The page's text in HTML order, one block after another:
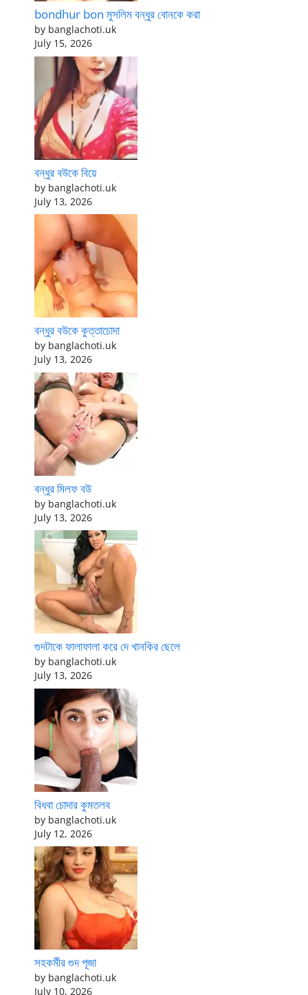
bondhur bon মুসলিম বন্ধুর বোনকে করা
by banglachoti.uk
July 15, 2026
বন্ধুর বউকে বিয়ে
by banglachoti.uk
July 13, 2026
বন্ধুর বউকে কুত্তাচোদা
by banglachoti.uk
July 13, 2026
বন্ধুর মিলফ বউ
by banglachoti.uk
July 13, 2026
গুদটাকে ফালাফালা করে দে খানকির ছেলে
by banglachoti.uk
July 13, 2026
বিধবা চোদার কুমতলব
by banglachoti.uk
July 12, 2026
সহকর্মীর গুদ পূজা
by banglachoti.uk
July 10, 2026